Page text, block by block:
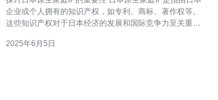
企业或个人拥有的知识产权，如专利、商标、著作权等。
这些知识产权对于日本经济的发展和国际竞争力至关重
其对日本社会的影响。 日本原生家庭IP在日本经济中扮演
2025年6月5日